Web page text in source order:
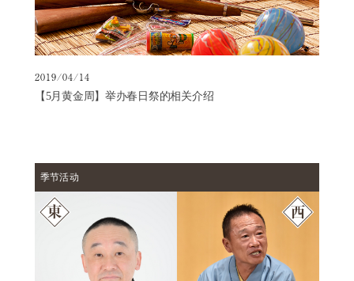
2019/04/14
【5月黄金周】举办春日祭的相关介绍
季节活动